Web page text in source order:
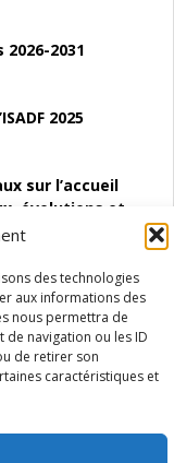
des technologies
aux informations des
nous permettra de
navigation ou les ID
de retirer son
caractéristiques et
2031
2025
sur l’accueil
évolutions et
(SAACE)